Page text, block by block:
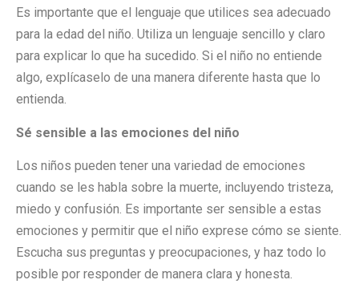
Es importante que el lenguaje que utilices sea adecuado
para la edad del niño. Utiliza un lenguaje sencillo y claro
para explicar lo que ha sucedido. Si el niño no entiende
algo, explícaselo de una manera diferente hasta que lo
entienda.
Sé sensible a las emociones del niño
Los niños pueden tener una variedad de emociones
cuando se les habla sobre la muerte, incluyendo tristeza,
miedo y confusión. Es importante ser sensible a estas
emociones y permitir que el niño exprese cómo se siente.
Escucha sus preguntas y preocupaciones, y haz todo lo
posible por responder de manera clara y honesta.